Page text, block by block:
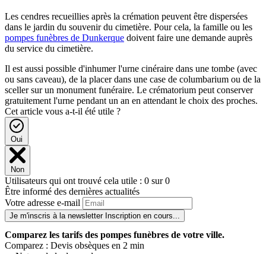
Les cendres recueillies après la crémation peuvent être dispersées
dans le jardin du souvenir du cimetière. Pour cela, la famille ou les
pompes funèbres de Dunkerque doivent faire une demande auprès
du service du cimetière.
Il est aussi possible d'inhumer l'urne cinéraire dans une tombe (avec
ou sans caveau), de la placer dans une case de columbarium ou de la
sceller sur un monument funéraire. Le crématorium peut conserver
gratuitement l'urne pendant un an en attendant le choix des proches.
Cet article vous a-t-il été utile ?
Oui
Non
Utilisateurs qui ont trouvé cela utile : 0 sur 0
Être informé des dernières actualités
Votre adresse e-mail
Je m'inscris à la newsletter Inscription en cours...
Comparez les tarifs des pompes funèbres de votre ville.
Comparez : Devis obsèques en 2 min